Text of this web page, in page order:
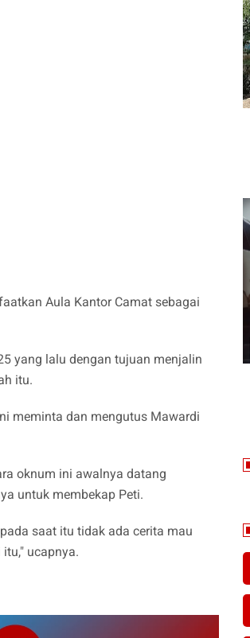
Aula Kantor Camat sebagai
yang lalu dengan tujuan menjalin
itu.
meminta dan mengutus Mawardi
oknum ini awalnya datang
untuk membekap Peti.
saat itu tidak ada cerita mau
ucapnya.